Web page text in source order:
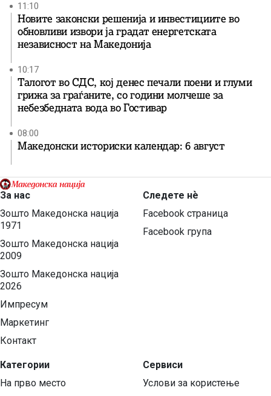
11:10
Новите законски решенија и инвестициите во
обновливи извори ја градат енергетската
независност на Македонија
10:17
Талогот во СДС, кој денес печали поени и глуми
грижа за граѓаните, со години молчеше за
небезбедната вода во Гостивар
08:00
Македонски историски календар: 6 август
За нас
Зошто Македонска нација
1971
Зошто Македонска нација
2009
Зошто Македонска нација
2026
Импресум
Маркетинг
Контакт
Категории
На прво место
Следете нѐ
Facebook страница
Facebook група
Сервиси
Услови за користење